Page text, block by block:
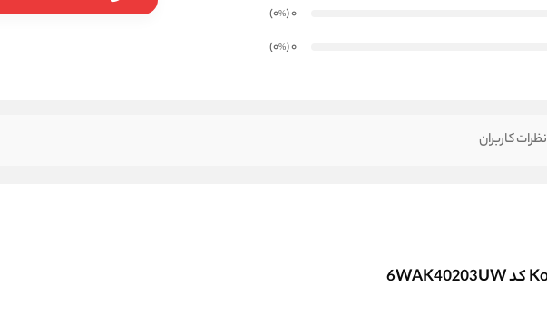
0
(0
%
)
0
(0
%
)
نظرات کاربران